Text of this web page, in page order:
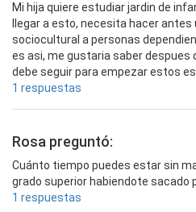
Mi hija quiere estudiar jardin de
llegar a esto, necesita hacer
sociocultural a personas
es asi, me gustaria saber despues
debe seguir para empezar estos
1 respuestas
Rosa preguntó:
Cuánto tiempo puedes estar sin
grado superior habiendote sacado
1 respuestas